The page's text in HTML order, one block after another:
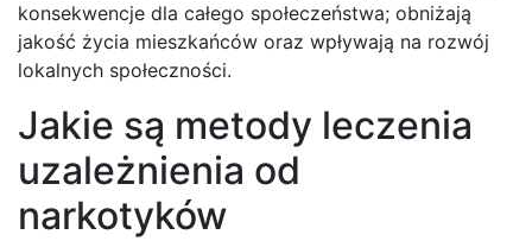
konsekwencje dla całego społeczeństwa; obniżają
jakość życia mieszkańców oraz wpływają na rozwój
lokalnych społeczności.
Jakie są metody leczenia
uzależnienia od
narkotyków